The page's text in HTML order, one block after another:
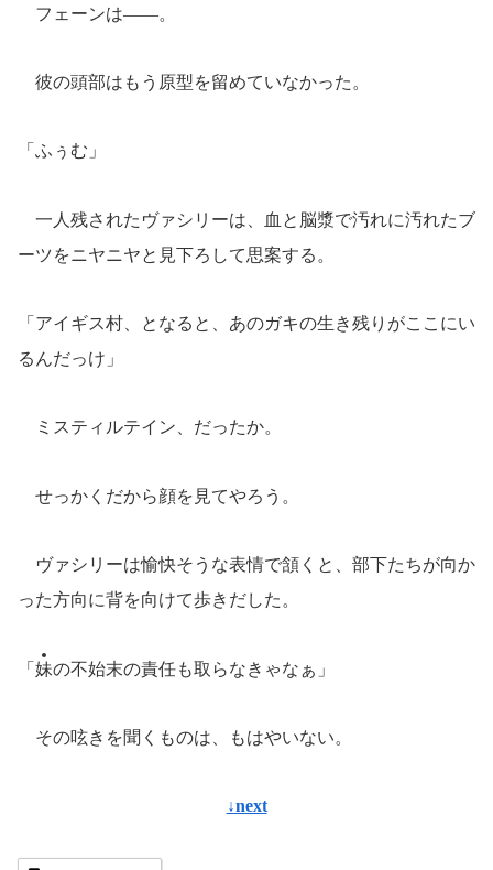
フェーンは――。
彼の頭部はもう原型を留めていなかった。
「ふぅむ」
一人残されたヴァシリーは、血と脳漿で汚れに汚れたブ
ーツをニヤニヤと見下ろして思案する。
「アイギス村、となると、あのガキの生き残りがここにい
るんだっけ」
ミスティルテイン、だったか。
せっかくだから顔を見てやろう。
ヴァシリーは愉快そうな表情で頷くと、部下たちが向か
った方向に背を向けて歩きだした。
「 妹の不始末の責任も取らなきゃなぁ」
その呟きを聞くものは、もはやいない。
↓next